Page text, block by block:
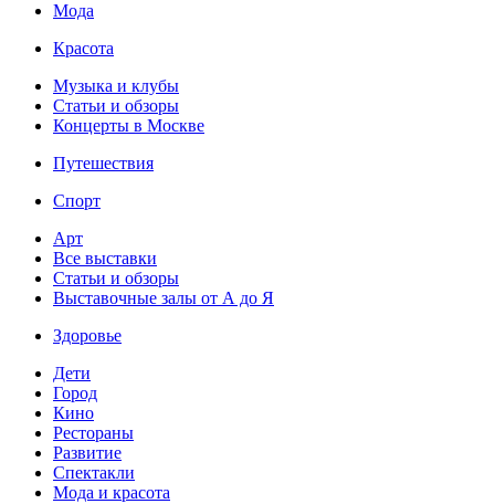
Мода
Красота
Музыка и клубы
Статьи и обзоры
Концерты в Москве
Путешествия
Спорт
Арт
Все выставки
Статьи и обзоры
Выставочные залы от А до Я
Здоровье
Дети
Город
Кино
Рестораны
Развитие
Спектакли
Мода и красота